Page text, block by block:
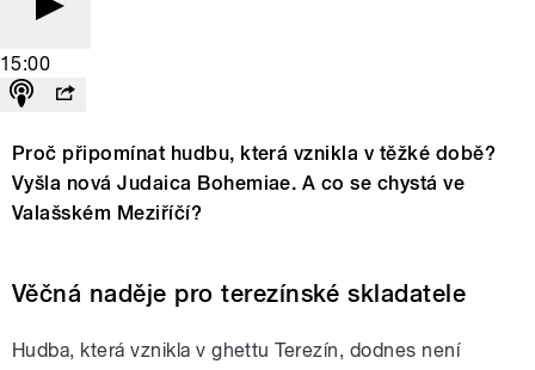
15:00
Proč připomínat hudbu, která vznikla v těžké době?
Vyšla nová Judaica Bohemiae. A co se chystá ve
Valašském Meziříčí?
Věčná naděje pro terezínské skladatele
Hudba, která vznikla v ghettu Terezín, dodnes není